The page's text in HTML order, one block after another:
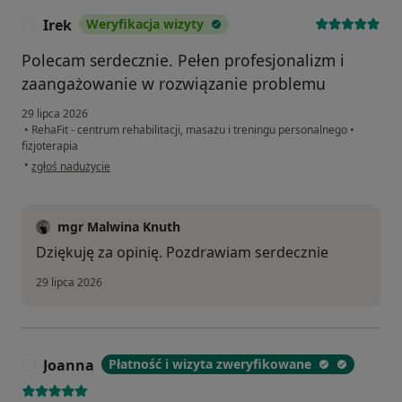
Irek Weryfikacja wizyty
Polecam serdecznie. Pełen profesjonalizm i
zaangażowanie w rozwiązanie problemu
29 lipca 2026
• RehaFit - centrum rehabilitacji, masażu i treningu personalnego •
fizjoterapia
• w opinii użytkownika Irek
zgłoś nadużycie
mgr Malwina Knuth
Dziękuję za opinię. Pozdrawiam serdecznie
29 lipca 2026
Joanna Płatność i wizyta zweryfikowane